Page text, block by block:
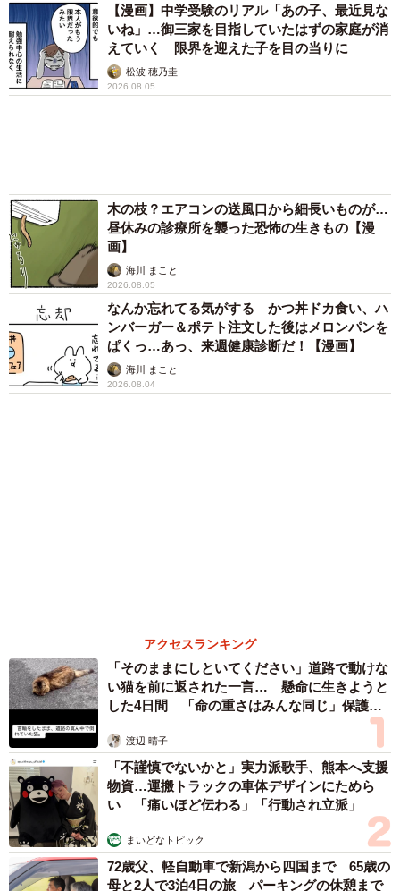
「不謹慎でないかと」実力派歌手、熊本へ支援
物資…運搬トラックの車体デザインにためら
い 「痛いほど伝わる」「行動され立派」
まいどなトピック
83歳父が骨折で入院 ３カ月の病院生活があま
りに退屈で「画用紙と色鉛筆持ってこい！」→
スケッチブックを見た家族が仰天「これ、売れ
ますよ…」
中将 タカノリ
「これ全部長野県」海外のような絶景ショット
に感動と反響「離れてからいいところだったん
だって気づいた」
行橋 友
京都駅をぶらぶら→ホームの隅に何やら「ドロ
ン」のポーズをする忍者 この暑い中いったい
なぜ？ 近づいてみたら… 「見つかるなんて
未熟」中将 タカノリ
2026.08.06
飼い主が食べているヨーグルトをもらえなかっ
た犬さん、爆裂に拗ねた顔がかわいすぎ「鼻息
フスフス」「反則レベル」
椎名 碧
2026.08.06
コガネムシを見つめる猫とパパ、偶然生まれた
神々しい構図が「宗教画のよう」と話題 「尊
い」「ていうかライオンキング」